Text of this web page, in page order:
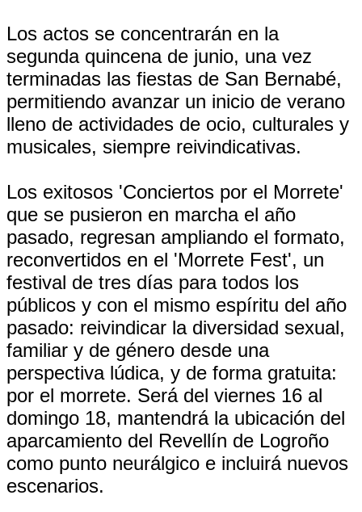
Los actos se concentrarán en la
segunda quincena de junio, una vez
terminadas las fiestas de San Bernabé,
permitiendo avanzar un inicio de verano
lleno de actividades de ocio, culturales y
musicales, siempre reivindicativas.
Los exitosos 'Conciertos por el Morrete'
que se pusieron en marcha el año
pasado, regresan ampliando el formato,
reconvertidos en el 'Morrete Fest', un
festival de tres días para todos los
públicos y con el mismo espíritu del año
pasado: reivindicar la diversidad sexual,
familiar y de género desde una
perspectiva lúdica, y de forma gratuita:
por el morrete. Será del viernes 16 al
domingo 18, mantendrá la ubicación del
aparcamiento del Revellín de Logroño
como punto neurálgico e incluirá nuevos
escenarios.